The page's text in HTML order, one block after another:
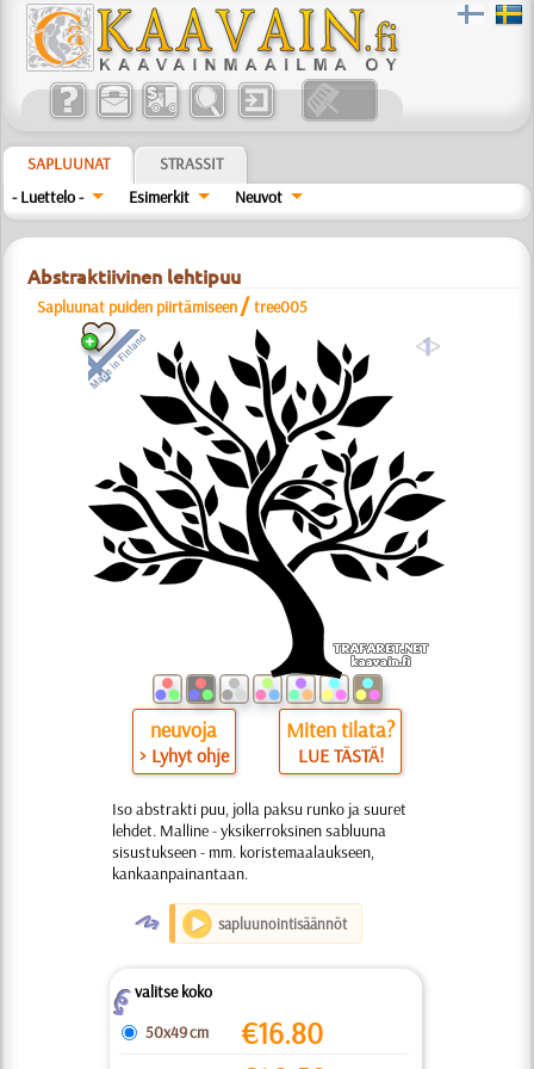
SAPLUUNAT
STRASSIT
- Luettelo -
Esimerkit Neuvot
Abstraktiivinen lehtipuu
Sapluunat puiden piirtämiseen /tree005
a
neuvoja
> Lyhyt ohje
Miten tilata?
LUE TÄSTÄ!
Iso abstrakti puu, jolla paksu runko ja suuret
lehdet. Malline - yksikerroksinen sabluuna
sisustukseen - mm. koristemaalaukseen,
kankaanpainantaan.
O sapluunointisäännöt
Zvalitse koko
50x49 cm
€16.80